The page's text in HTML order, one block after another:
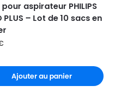
aspirateur PHILIPS
PLUS – Lot de 10 sacs en
Ajouter au panier